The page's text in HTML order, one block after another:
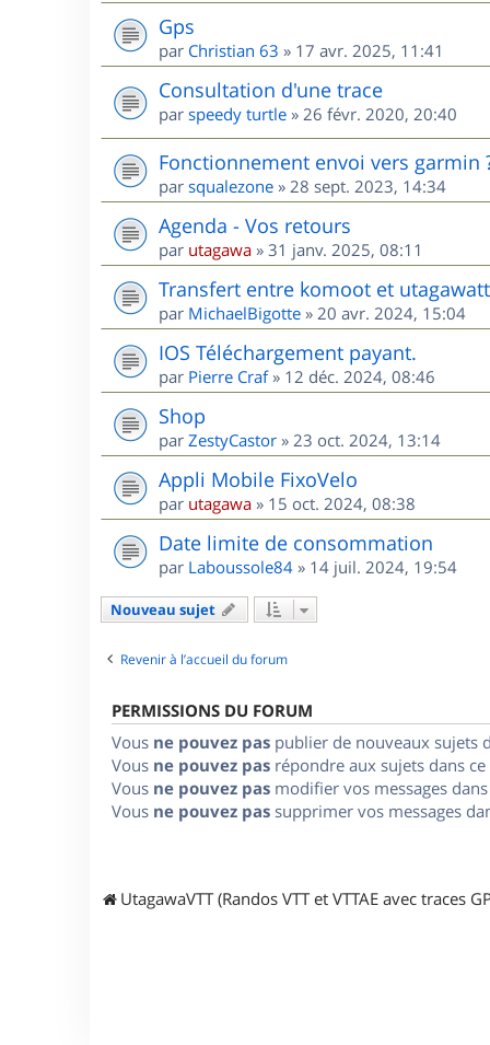
Gps
par Christian 63 » 17 avr. 2025, 11:41
Consultation d'une trace
par speedy turtle » 26 févr. 2020, 20:40
Fonctionnement envoi vers garmin
par squalezone » 28 sept. 2023, 14:34
Agenda - Vos retours
par utagawa » 31 janv. 2025, 08:11
Transfert entre komoot et utagawatt
par MichaelBigotte » 20 avr. 2024, 15:04
IOS Téléchargement payant.
par Pierre Craf» 12 déc. 2024, 08:46
Shop
par ZestyCastor » 23 oct. 2024, 13:14
Appli Mobile FixoVelo
par utagawa » 15 oct. 2024, 08:38
Date limite de consommation
par Laboussole84 » 14 juil. 2024, 19:54
Nouveau sujet
Revenir à l’accueil du forum
PERMISSIONS DU FORUM
Vous ne pouvez pas publier de nouveaux sujets
Vous ne pouvez pas répondre aux sujets dans
Vous ne pouvez pas modifier vos messages
Vous ne pouvez pas supprimer vos messages
UtagawaVTT (Randos VTT et VTTAE avec traces